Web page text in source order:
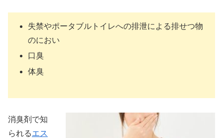
失禁やポータブルトイレへの排泄による排せつ物
のにおい
口臭
体臭
消臭剤で知
られるエス